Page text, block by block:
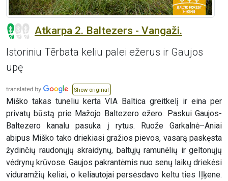
Atkarpa 2. Baltezers - Vangaži.
Istoriniu Tērbata keliu palei ežerus ir Gaujos
upę
Show original
Miško takas tuneliu kerta VIA Baltica greitkelį ir eina per
privatų būstą prie Mažojo Baltezero ežero. Paskui Gaujos-
Baltezero kanalu pasuka į rytus. Ruože Garkalnė–Aniai
abipus Miško tako driekiasi gražios pievos, vasarą paskęsta
žydinčių raudonųjų skraidynų, baltųjų ramunėlių ir geltonųjų
vėdrynų krūvose. Gaujos pakrantėmis nuo senų laikų driekėsi
viduramžių keliai, o keliautojai persėsdavo keltu ties Iļķene.